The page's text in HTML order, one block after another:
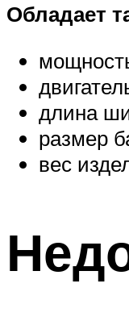
Обладает
длина
размер
вес